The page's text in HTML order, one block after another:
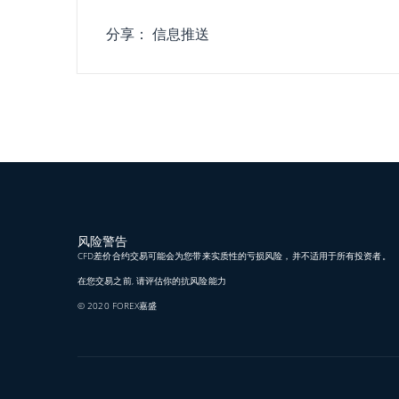
分享： 信息推送
风险警告
CFD差价合约交易可能会为您带来实质性的亏损风险，并不适用于所有投资者。
在您交易之前, 请评估你的抗风险能力
© 2020 FOREX嘉盛